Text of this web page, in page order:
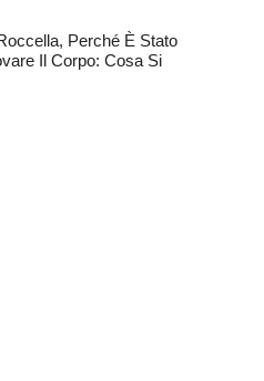
Perché È Stato
Il Corpo: Cosa Si